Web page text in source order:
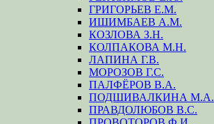
ГРИГОРЬЕВ Е.М.
ИШИМБАЕВ А.М.
КОЗЛОВА З.Н.
КОЛПАКОВА М.Н.
ЛАПИНА Г.В.
МОРОЗОВ Г.С.
ПАЛФЁРОВ В.А.
ПОДШИВАЛКИНА М.А.
ПРАВДОЛЮБОВ В.С.